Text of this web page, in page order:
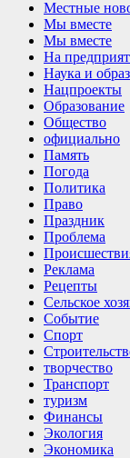
Местные
Мы вместе
Мы вместе
На
Наука и
Нацпроекты
Образование
Общество
официально
Память
Погода
Политика
Право
Праздник
Проблема
Реклама
Рецепты
Сельское
Событие
Спорт
творчество
Транспорт
туризм
Финансы
Экология
Экономика